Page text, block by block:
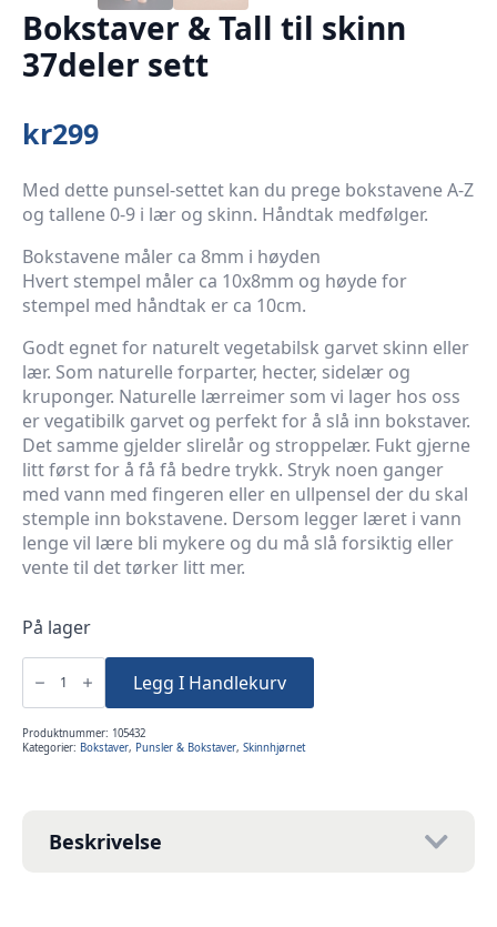
Bokstaver & Tall til skinn
37deler sett
kr299
Med dette punsel-settet kan du prege bokstavene A-Z
og tallene 0-9 i lær og skinn. Håndtak medfølger.
Bokstavene måler ca 8mm i høyden
Hvert stempel måler ca 10x8mm og høyde for
stempel med håndtak er ca 10cm.
Godt egnet for naturelt vegetabilsk garvet skinn eller
lær. Som naturelle forparter, hecter, sidelær og
kruponger. Naturelle lærreimer som vi lager hos oss
er vegatibilk garvet og perfekt for å slå inn bokstaver.
Det samme gjelder slirelår og stroppelær. Fukt gjerne
litt først for å få få bedre trykk. Stryk noen ganger
med vann med fingeren eller en ullpensel der du skal
stemple inn bokstavene. Dersom legger læret i vann
lenge vil lære bli mykere og du må slå forsiktig eller
vente til det tørker litt mer.
På lager
Bokstaver
Tall
til
37deler
sett
antall
Legg I Handlekurv
Produktnummer: 105432
Kategorier: Bokstaver, Punsler & Bokstaver, Skinnhjørnet
Beskrivelse